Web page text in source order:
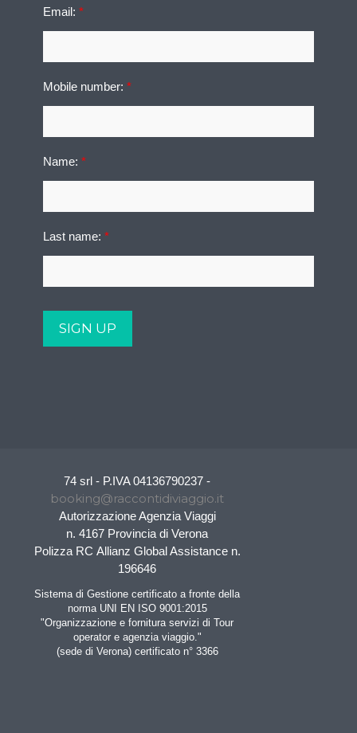
Email:*
Mobile number:*
Name:*
Last name:*
74 srl - P.IVA 04136790237 -
booking@raccontidiviaggio.it
Autorizzazione Agenzia Viaggi
n. 4167 Provincia di Verona
Polizza RC Allianz Global Assistance n.
196646
Sistema di Gestione certificato a fronte della
norma UNI EN ISO 9001:2015
"Organizzazione e fornitura servizi di Tour
operator e agenzia viaggio."
(sede di Verona) certificato n° 3366